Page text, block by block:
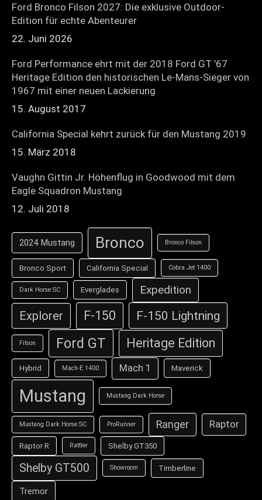
Ford Bronco Filson 2027: Die exklusive Outdoor-
Edition für echte Abenteurer
22. Juni 2026
Ford Performance ehrt mit der 2018 Ford GT ’67
Heritage Edition den historischen Le-Mans-Sieger von
1967 mit einer neuen Lackierung
15. August 2017
California Special kehrt zurück für den Mustang 2019
15. März 2018
Vaughn Gittin Jr. Höhenflug in Goodwood mit dem
Eagle Squadron Mustang
12. Juli 2018
2024 Mustang Bronco Bronco Filson
Bronco Sport California Special Cobra Jet 1400
Dark Horse SC Everglades Expedition
Explorer F-150 F-150 Lightning
Filson Ford GT Heritage Edition
Hybrid Mach-E 1400 Mach 1 Maverick
Mustang Mustang Dark Horse
Mustang Dark Horse SC ProRunner Ranger Raptor
Raptor R Rattler Shelby GT350
Shelby GT500 Showroom Timberline
Tremor